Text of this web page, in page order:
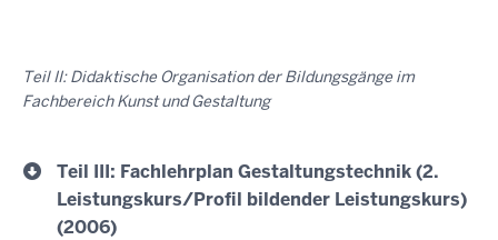
Teil II: Didaktische Organisation der Bildungsgänge im
Fachbereich Kunst und Gestaltung
Teil III: Fachlehrplan Gestaltungstechnik (2.
Leistungskurs/Profil bildender Leistungskurs)
(2006)